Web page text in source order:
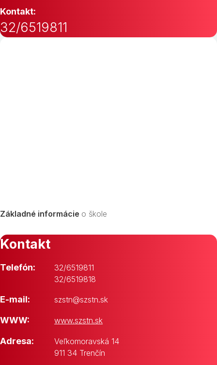
Kontakt:
32/6519811
Základné informácie o škole
Kontakt
Telefón:
32/6519811
32/6519818
E-mail: szstn@szstn.sk
WWW: www.szstn.sk
Adresa:
Veľkomoravská 14
911 34 Trenčín